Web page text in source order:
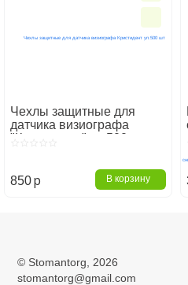
Чехлы защитные для
датчика визиографа
"Кристидент" уп.500 шт
850p В корзину
Рентген, пленки, чехлы
© Stomantorg , 2026
stomantorg@gmail.com